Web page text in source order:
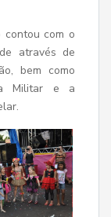
contou com o
através de
bem como
Militar e a